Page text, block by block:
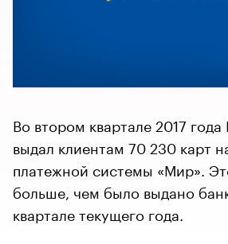
Во втором квартале 2017
выдал клиентам 70 230 карт
платежной системы «Мир».
больше, чем было выдано
квартале текущего года.